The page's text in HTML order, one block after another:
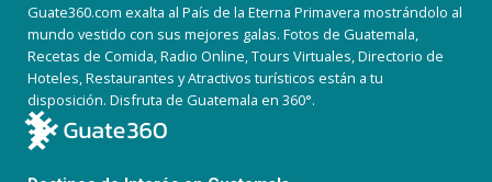
Guate360.com exalta al País de la Eterna Primavera mostrándolo al
mundo vestido con sus mejores galas. Fotos de Guatemala,
Recetas de Comida, Radio Online, Tours Virtuales, Directorio de
Hoteles, Restaurantes y Atractivos turísticos están a tu
disposición. Disfruta de Guatemala en 360°.